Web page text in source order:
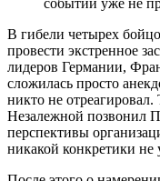
В гибели четырех
провести экстренное
лидеров Германии,
сложилась просто
никто не
Незалежной позвонил
перспективы
никакой конкретики не